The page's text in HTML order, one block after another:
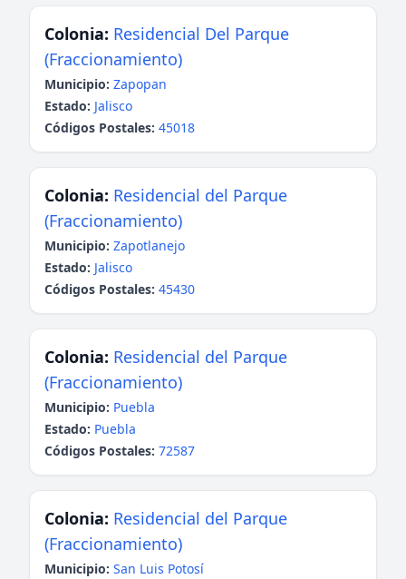
Colonia: Residencial Del Parque
(Fraccionamiento)
Municipio: Zapopan
Estado: Jalisco
Códigos Postales: 45018
Colonia: Residencial del Parque
(Fraccionamiento)
Municipio: Zapotlanejo
Estado: Jalisco
Códigos Postales: 45430
Colonia: Residencial del Parque
(Fraccionamiento)
Municipio: Puebla
Estado: Puebla
Códigos Postales: 72587
Colonia: Residencial del Parque
(Fraccionamiento)
Municipio: San Luis Potosí